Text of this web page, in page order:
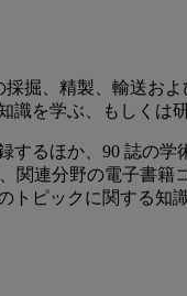
採掘、精製、輸送お
を学ぶ、もしくは
するほか、90 誌の
連分野の電子書
ピックに関する